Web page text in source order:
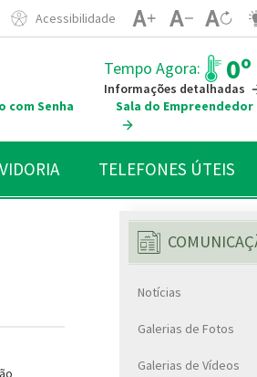
Acessibilidade
Tempo Agora: 0º
Informações detalhadas
com Senha
Sala do Empreendedor
TELEFONES ÚTEIS
Notícias
Galerias de Fotos
Galerias de Vídeos